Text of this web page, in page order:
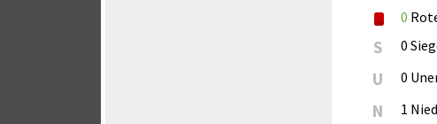
0
S 0
U 0
N 1